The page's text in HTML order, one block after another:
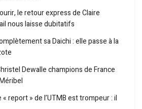
le retour express de Claire
nous laisse dubitatifs
sa Daichi : elle passe à la
Dewalle champions de France
report » de l’UTMB est trompeur : il